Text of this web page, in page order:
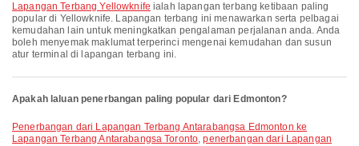
Lapangan Terbang Yellowknife ialah lapangan terbang ketibaan paling
popular di Yellowknife. Lapangan terbang ini menawarkan serta pelbagai
kemudahan lain untuk meningkatkan pengalaman perjalanan anda. Anda
boleh menyemak maklumat terperinci mengenai kemudahan dan susun
atur terminal di lapangan terbang ini.
Apakah laluan penerbangan paling popular dari Edmonton?
penerbangan dari Lapangan Terbang Antarabangsa Edmonton ke
Lapangan Terbang Antarabangsa Toronto,penerbangan dari Lapangan